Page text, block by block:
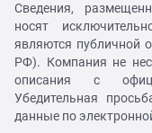
Сведения,
носят
являются публичной
РФ). Компания не
описания с
Убедительная
данные по